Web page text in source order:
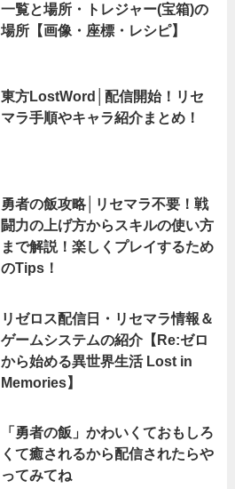
一覧と場所・トレジャー(宝箱)の
場所【画像・座標・レシピ】
東方LostWord│配信開始！リセ
マラ手順やキャラ紹介まとめ！
勇者の飯攻略│リセマラ不要！戦
闘力の上げ方からスキルの使い方
まで解説！楽しくプレイするため
のTips！
リゼロス配信日・リセマラ情報＆
ゲームシステムの紹介【Re:ゼロ
から始める異世界生活 Lost in
Memories】
「勇者の飯」かわいくておもしろ
くて癒されるから配信されたらや
ってみてね